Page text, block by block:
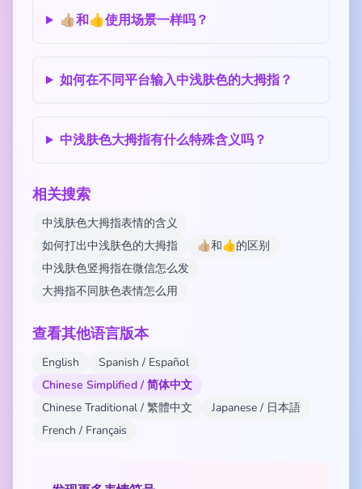
👍🏼和👍使用场景一样吗？
如何在不同平台输入中浅肤色的大拇指？
中浅肤色大拇指有什么特殊含义吗？
相关搜索
中浅肤色大拇指表情的含义
如何打出中浅肤色的大拇指
👍🏼和👍的区别
中浅肤色竖拇指在微信怎么发
大拇指不同肤色表情怎么用
查看其他语言版本
English
Spanish / Español
Chinese Simplified / 简体中文
Chinese Traditional / 繁體中文
Japanese / 日本語
French / Français